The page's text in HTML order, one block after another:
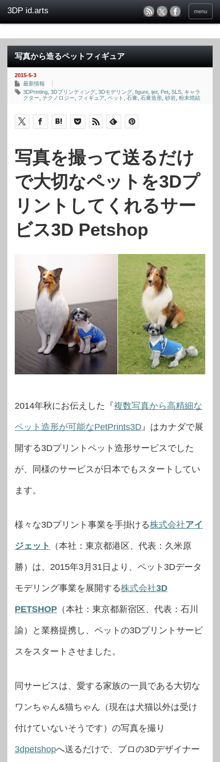
menu
写真から造るペットフィギュア
2015-5-3
最新情報
3DPrinting 3Dプリンティング 3Dモデリング figure ijet Pet SLS キャラ
クター テクノロジー フィギュア ペット 石膏 石膏造形 砂岩 粉末焼結
写真を撮って送るだけ
で大切なペットを3Dプ
リントしてくれるサー
ビス3D Petshop
2014年秋にお伝えした『複数写真から高精細な
ペット造形が可能なPetPrints3D』はカナダで展
開する3Dプリントペット造形サービスでした
が、同様のサービスが日本でもスタートしてい
ます。
様々な3Dプリント事業を手掛ける株式会社アイ
ジェット （本社：東京都港区、代表：久米原
勝）は、2015年3月31日より、ペット3Dデータ
モデリング事業を展開する株式会社3D
PETSHOP （本社：東京都新宿区、代表：石川
諭）と業務提携し、ペットの3Dプリントサービ
スをスタートさせました。
同サービスは、愛する家族の一員である大切な
ワンちゃん&猫ちゃん（現在は犬猫以外は受け
付けていないそうです）の写真を撮り
3dpetshopへ送るだけで、プロの3Dデザイナー